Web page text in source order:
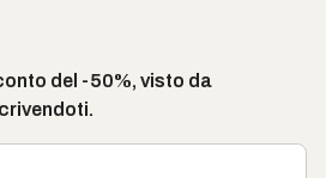
del -50%, visto da